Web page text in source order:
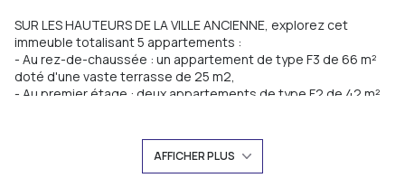
SUR LES HAUTEURS DE LA VILLE ANCIENNE, explorez cet
immeuble totalisant 5 appartements :
- Au rez-de-chaussée : un appartement de type F3 de 66 m²
doté d'une vaste terrasse de 25 m2,
- Au premier étage : deux appartements de type F2 de 42 m²
Tous les appartements ont été rénovés, il y a une douzaine
d'années, ils disposent d'une place de stationnement à
AFFICHER PLUS